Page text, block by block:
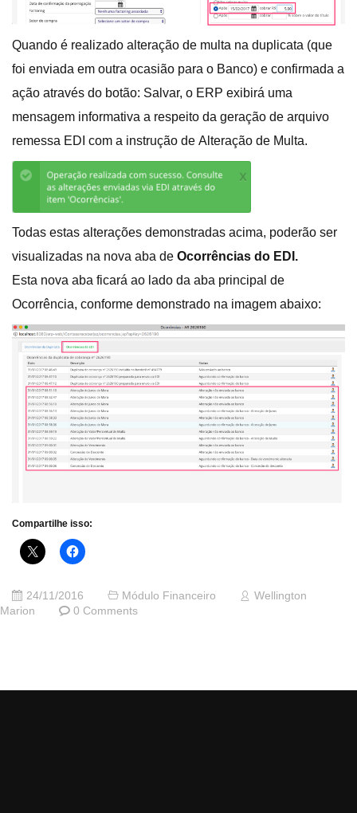
Quando é realizado alteração de multa na duplicata (que
foi enviada em outra ocasião para o Banco) e confirmada a
ação através do botão: Salvar, o ERP exibirá uma
mensagem informativa a respeito da geração de arquivo
remessa EDI com a instrução de Alteração de Multa.
Todas estas alterações demonstradas acima, poderão ser
visualizadas na nova aba de Ocorrências do EDI.
Esta nova aba ficará ao lado da aba principal de
Ocorrência, conforme demonstrado na imagem abaixo:
Compartilhe isso:
24/11/2016 Módulo Financeiro
Wellington
Marion
0 Comments